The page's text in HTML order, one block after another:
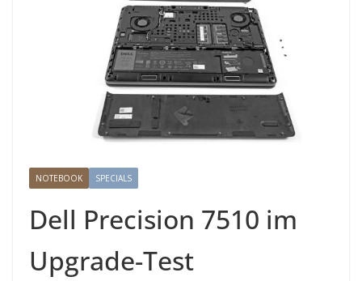
NOTEBOOK SPECIALS
Dell Precision 7510 im
Upgrade-Test